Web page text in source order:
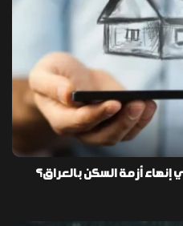
أزمة السكن بالعراق؟